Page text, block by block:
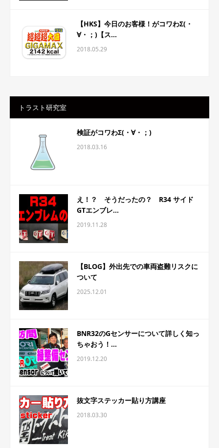
【HKS】今日のお客様！がコワわΣ(・
∀・；)【ス...
2018.05.29
トラスト研究室
検証がコワわΣ(・∀・；)
2018.03.16
え！？ そうだったの？ R34 サイド
GTエンブレ...
2019.11.28
【BLOG】外出先での車両盗難リスクに
ついて
2025.12.01
BNR32のGセンサーについて詳しく知っ
ちゃおう！...
2019.12.20
抜文字ステッカー貼り方講座
2018.03.30